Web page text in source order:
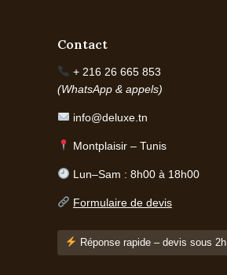
Contact
+ 216 26 665 853
(WhatsApp & appels)
info@deluxe.tn
Montplaisir – Tunis
Lun–Sam : 8h00 à 18h00
Formulaire de devis
Réponse rapide – devis sous 2h